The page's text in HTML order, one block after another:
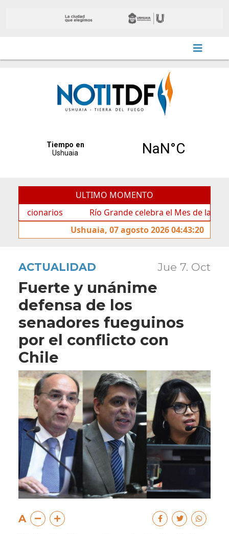
ULTIMO MOMENTO
Río Grande celebra el Mes de las Infancias
Ushuaia, 07 agosto 2026 04:43:20
ACTUALIDAD Jue 7. Oct
Fuerte y unánime
defensa de los
senadores fueguinos
por el conflicto con
Chile
A